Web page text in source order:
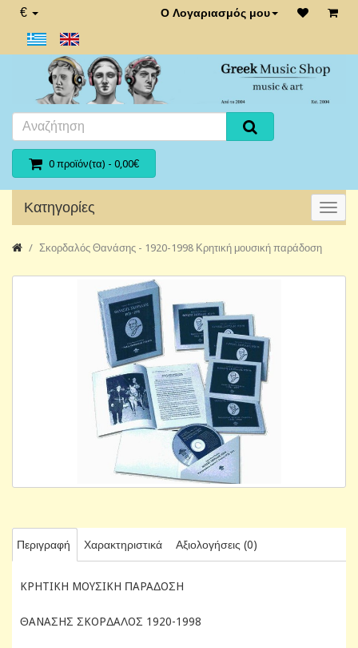
€ Ο Λογαριασμός μου
0 προϊόν(τα) - 0,00€
Κατηγορίες
Σκορδαλός Θανάσης - 1920-1998 Κρητική μουσική παράδοση
Περιγραφή Χαρακτηριστικά Αξιολογήσεις (0)
KPHTIKH MOYΣIKH ΠAPAΔOΣH
ΘANAΣHΣ ΣKOPΔAΛOΣ 1920-1998